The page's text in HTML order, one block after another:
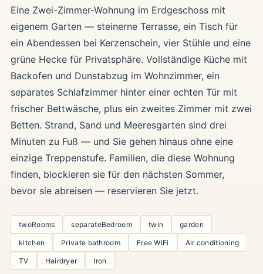
Eine Zwei-Zimmer-Wohnung im Erdgeschoss mit
eigenem Garten — steinerne Terrasse, ein Tisch für
ein Abendessen bei Kerzenschein, vier Stühle und eine
grüne Hecke für Privatsphäre. Vollständige Küche mit
Backofen und Dunstabzug im Wohnzimmer, ein
separates Schlafzimmer hinter einer echten Tür mit
frischer Bettwäsche, plus ein zweites Zimmer mit zwei
Betten. Strand, Sand und Meeresgarten sind drei
Minuten zu Fuß — und Sie gehen hinaus ohne eine
einzige Treppenstufe. Familien, die diese Wohnung
finden, blockieren sie für den nächsten Sommer,
bevor sie abreisen — reservieren Sie jetzt.
twoRooms separateBedroom twin garden
kitchen Private bathroom Free WiFi Air conditioning
TV Hairdryer Iron